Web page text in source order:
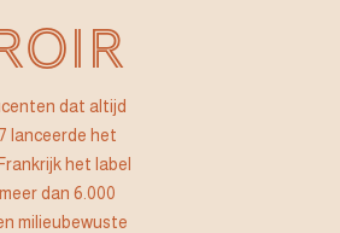
dat altijd
lanceerde het
het label
dan 6.000
milieubewuste